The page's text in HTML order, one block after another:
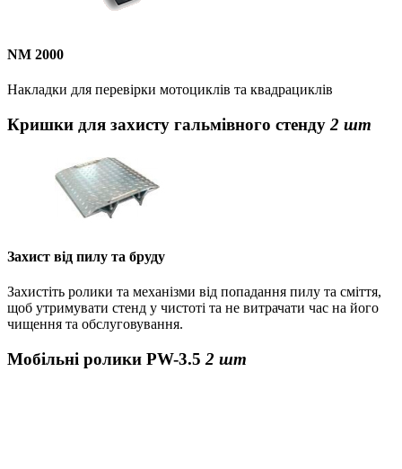
NM 2000
Накладки для перевірки мотоциклів та квадрациклів
Кришки для захисту гальмівного стенду 2 шт
Захист від пилу та бруду
Захистіть ролики та механізми від попадання пилу та сміття,
щоб утримувати стенд у чистоті та не витрачати час на його
чищення та обслуговування.
Мобільні ролики PW-3.5 2 шт